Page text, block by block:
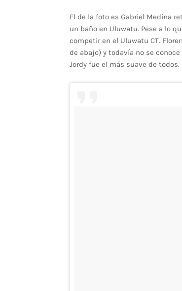
El de la foto es Gabriel Medina
un baño en Uluwatu. Pese a lo
competir en el Uluwatu CT.
de abajo) y todavía no se
Jordy fue el más suave de todos.